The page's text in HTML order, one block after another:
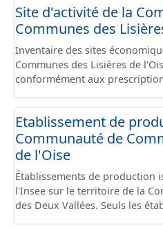
Site d'activité de la
Communes des
Inventaire des sites
Communes des Lisières de
conformément aux
Etablissement de
Communauté de
de l'Oise
Établissements de production
l'Insee sur le territoire de la
des Deux Vallées. Seuls les établissements situés à